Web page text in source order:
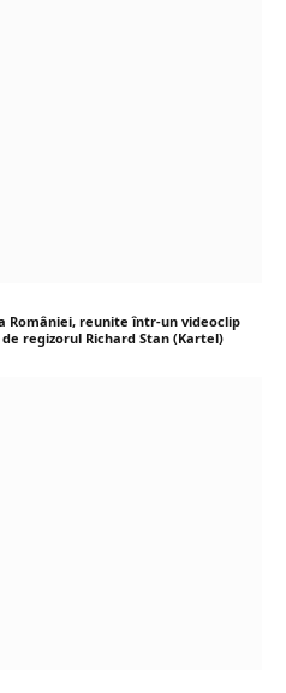
României, reunite într-un videoclip
regizorul Richard Stan (Kartel)